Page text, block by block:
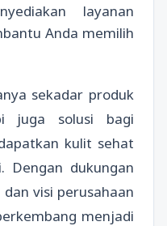
layanan
Anda memilih
sekadar produk
juga solusi bagi
kulit sehat
Dengan dukungan
visi perusahaan
menjadi